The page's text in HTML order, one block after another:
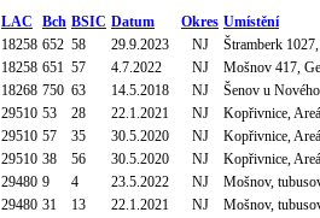
LAC Bch BSIC Datum Okres Umístění
18258 652 58 29.9.2023 NJ
Štramberk
18258 651 57 4.7.2022 NJ
Mošnov 417,
18268 750 63 14.5.2018 NJ
Šenov u
29510 53 28 22.1.2021 NJ
Kopřivnice,
29510 57 35 30.5.2020 NJ
Kopřivnice,
29510 38 56 30.5.2020 NJ
Kopřivnice,
29480 9 4 23.5.2022 NJ
Mošnov,
29480 31 13 22.1.2021 NJ
Mošnov,